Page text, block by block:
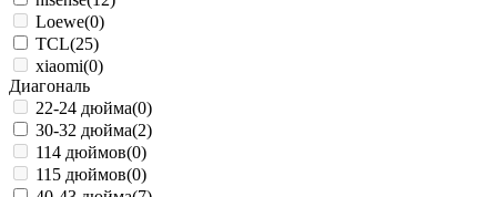
Loewe(0)
TCL(25)
xiaomi(0)
Диагональ
22-24 дюйма(0)
30-32 дюйма(2)
114 дюймов(0)
115 дюймов(0)